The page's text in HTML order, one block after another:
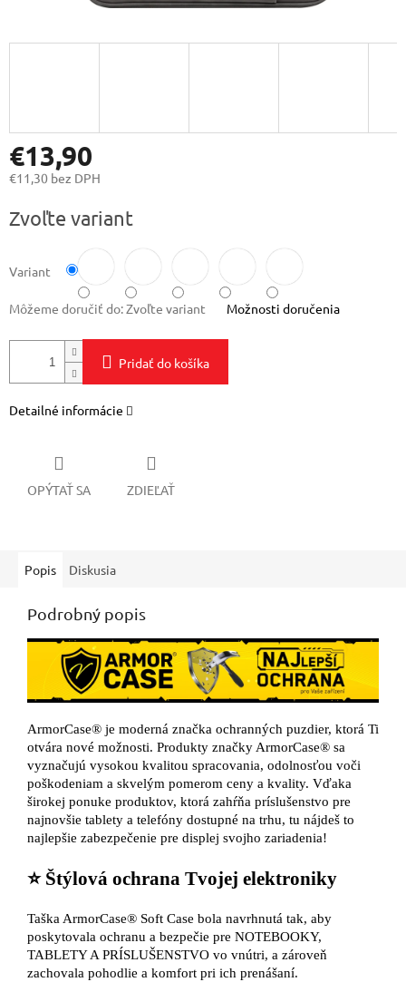
€13,90
€11,30 bez DPH
cena:
Zvoľte variant
Variant
Môžeme doručiť do:Zvoľte variant Možnosti doručenia
Pridať do košíka
Detailné informácie
OPÝTAŤ SA ZDIEĽAŤ
Popis Diskusia
Podrobný popis
ArmorCase® je moderná značka ochranných puzdier, ktorá Ti
otvára nové možnosti. Produkty značky ArmorCase® sa
vyznačujú vysokou kvalitou spracovania, odolnosťou voči
poškodeniam a skvelým pomerom ceny a kvality. Vďaka
širokej ponuke produktov, ktorá zahŕňa príslušenstvo pre
najnovšie tablety a telefóny dostupné na trhu, tu nájdeš to
najlepšie zabezpečenie pre displej svojho zariadenia!
⭐ Štýlová ochrana Tvojej elektroniky
Taška ArmorCase® Soft Case bola navrhnutá tak, aby
poskytovala ochranu a bezpečie pre NOTEBOOKY,
TABLETY A PRÍSLUŠENSTVO vo vnútri, a zároveň
zachovala pohodlie a komfort pri ich prenášaní.